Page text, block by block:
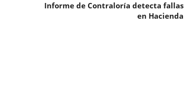
Informe de Contraloría detecta fallas
en Hacienda